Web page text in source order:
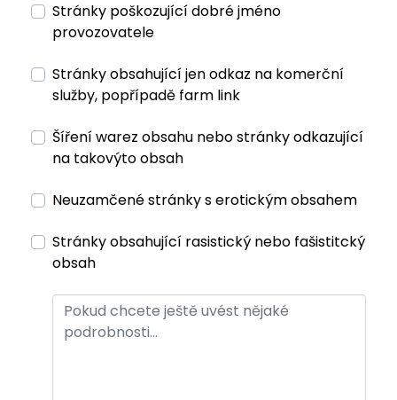
Stránky poškozující dobré jméno
provozovatele
Stránky obsahující jen odkaz na komerční
služby, popřípadě farm link
Šíření warez obsahu nebo stránky odkazující
na takovýto obsah
Neuzamčené stránky s erotickým obsahem
Stránky obsahující rasistický nebo fašistitcký
obsah